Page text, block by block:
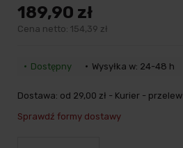
189,90 zł
Cena netto: 154,39 zł
Dostępny Wysyłka w: 24-48 h
Dostawa: od 29,00 zł - Kurier - przelew
Sprawdź formy dostawy